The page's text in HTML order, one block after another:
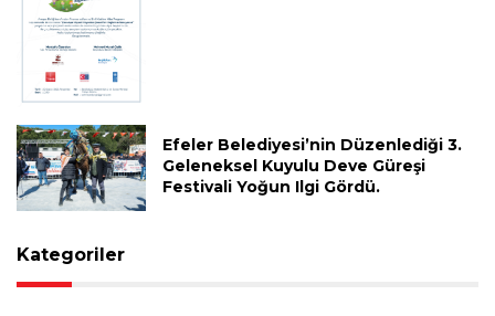
Efeler Belediyesi’nin Düzenlediği 3.
Geleneksel Kuyulu Deve Güreşi
Festivali Yoğun Ilgi Gördü.
Kategoriler